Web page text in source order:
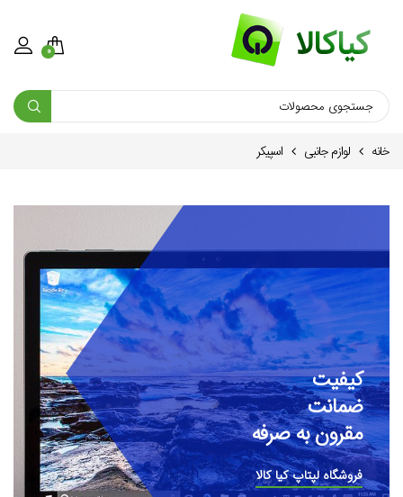
0
خانه لوازم جانبی اسپیکر
کیفیت
ضمانت
مقرون به صرفه
فروشگاه لپتاپ کیا کالا